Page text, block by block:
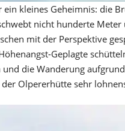
ein kleines Geheimnis: die
nicht hunderte Meter
mit der Perspektive
Geplagte
die Wanderung
der Olpererhütte sehr